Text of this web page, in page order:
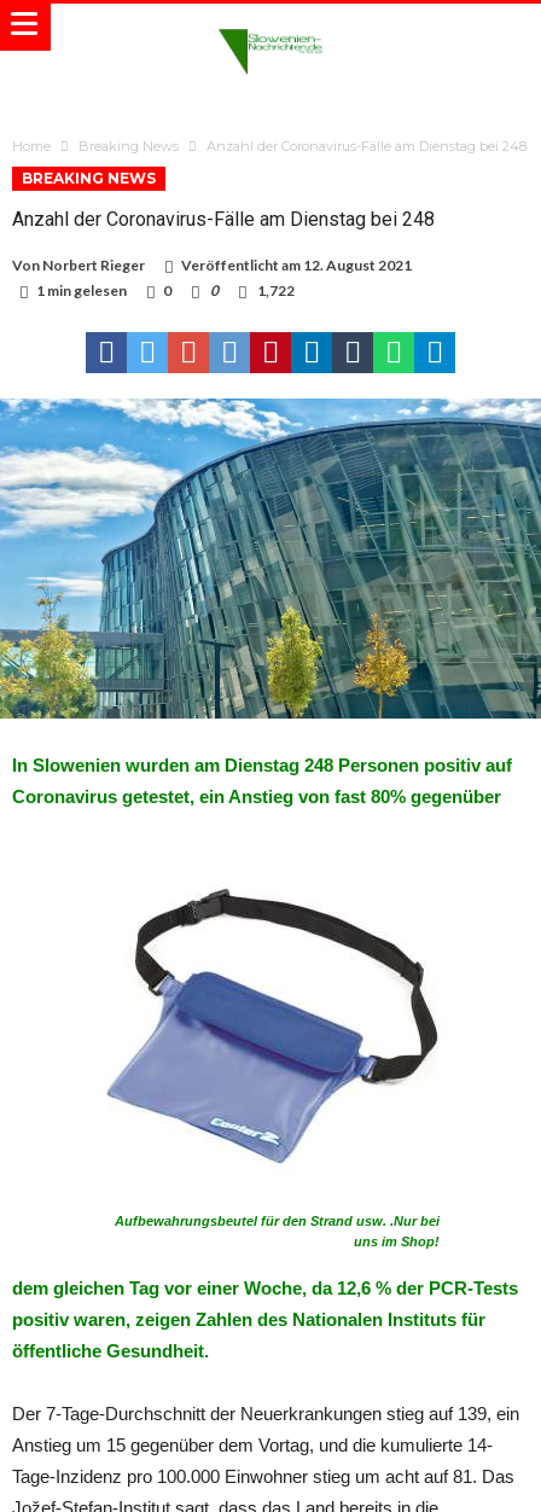
Home Breaking News Anzahl der Coronavirus-Fälle am Dienstag bei 248
BREAKING NEWS
Anzahl der Coronavirus-Fälle am Dienstag bei 248
Von Norbert Rieger Veröffentlicht am 12. August 2021
1 min gelesen
0 0 1,722
In Slowenien wurden am Dienstag 248 Personen positiv auf
Coronavirus getestet, ein Anstieg von fast 80% gegenüber
Aufbewahrungsbeutel für den Strand usw. .Nur bei
uns im Shop!
dem gleichen Tag vor einer Woche, da 12,6 % der PCR-Tests
positiv waren, zeigen Zahlen des Nationalen Instituts für
öffentliche Gesundheit.
Der 7-Tage-Durchschnitt der Neuerkrankungen stieg auf 139, ein
Anstieg um 15 gegenüber dem Vortag, und die kumulierte 14-
Tage-Inzidenz pro 100.000 Einwohner stieg um acht auf 81. Das
Jožef-Stefan-Institut sagt, dass das Land bereits in die